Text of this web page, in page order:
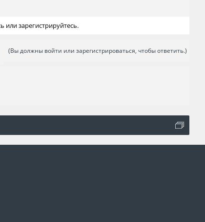
зарегистрируйтесь.
(Вы должны войти или зарегистрироваться, чтобы ответить.)